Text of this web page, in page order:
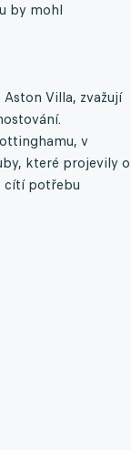
by mohl
Villa, zvažují
v
které projevily o
cítí potřebu